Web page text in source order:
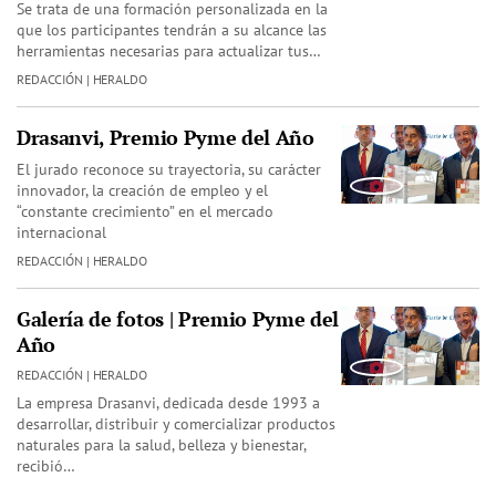
Se trata de una formación personalizada en la
que los participantes tendrán a su alcance las
herramientas necesarias para actualizar tus…
REDACCIÓN | HERALDO
Drasanvi, Premio Pyme del Año
El jurado reconoce su trayectoria, su carácter
innovador, la creación de empleo y el
“constante crecimiento” en el mercado
internacional
REDACCIÓN | HERALDO
Galería de fotos | Premio Pyme del
Año
REDACCIÓN | HERALDO
La empresa Drasanvi, dedicada desde 1993 a
desarrollar, distribuir y comercializar productos
naturales para la salud, belleza y bienestar,
recibió…